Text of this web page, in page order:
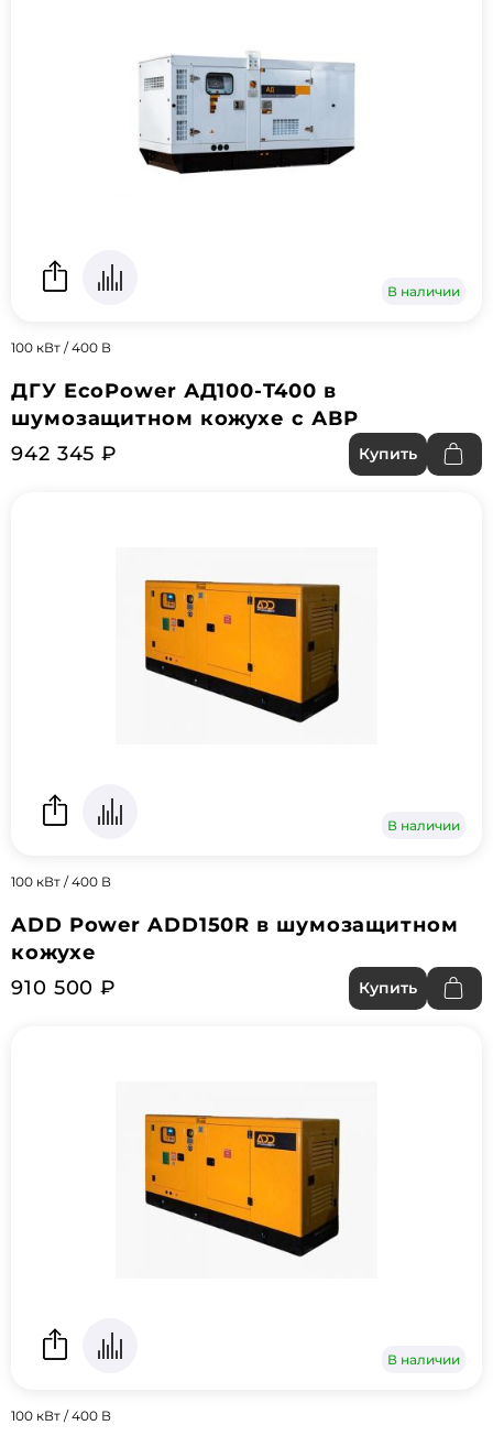
В наличии
100 кВт / 400 В
ДГУ EcoPower АД100-T400 в
шумозащитном кожухе с АВР
942 345 ₽
Купить
В наличии
100 кВт / 400 В
ADD Power ADD150R в шумозащитном
кожухе
910 500 ₽
Купить
В наличии
100 кВт / 400 В